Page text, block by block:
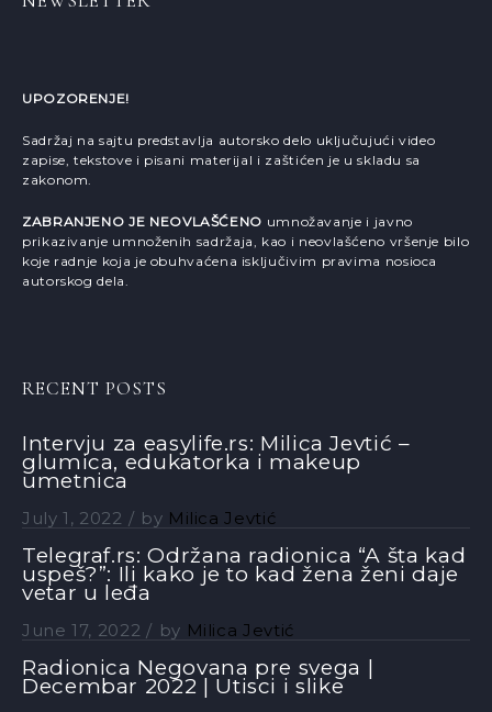
UPOZORENJE!
Sadržaj na sajtu predstavlja autorsko delo uključujući video
zapise, tekstove i pisani materijal i zaštićen je u skladu sa
zakonom.
ZABRANJENO JE NEOVLAŠĆENO umnožavanje i javno
prikazivanje umnoženih sadržaja, kao i neovlašćeno vršenje bilo
koje radnje koja je obuhvaćena isključivim pravima nosioca
autorskog dela.
RECENT POSTS
Intervju za easylife.rs: Milica Jevtić –
glumica, edukatorka i makeup
umetnica
July 1, 2022 by Milica Jevtić
Telegraf.rs: Održana radionica “A šta kad
uspeš?”: Ili kako je to kad žena ženi daje
vetar u leđa
June 17, 2022 by Milica Jevtić
Radionica Negovana pre svega |
Decembar 2022 | Utisci i slike